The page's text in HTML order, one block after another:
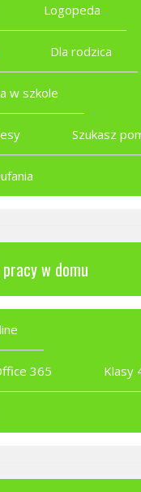
Logopeda
Dla rodzica
w szkole
Szukasz
w domu
365 Klasy